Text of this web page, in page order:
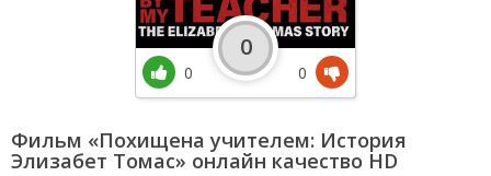
Фильм «Похищена учителем: История
Элизабет Томас» онлайн качество HD
0
0
0